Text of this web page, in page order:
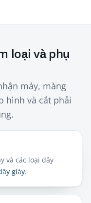
loại và phụ
máy, màng
hình và cắt phải
và các loại dây
giày.